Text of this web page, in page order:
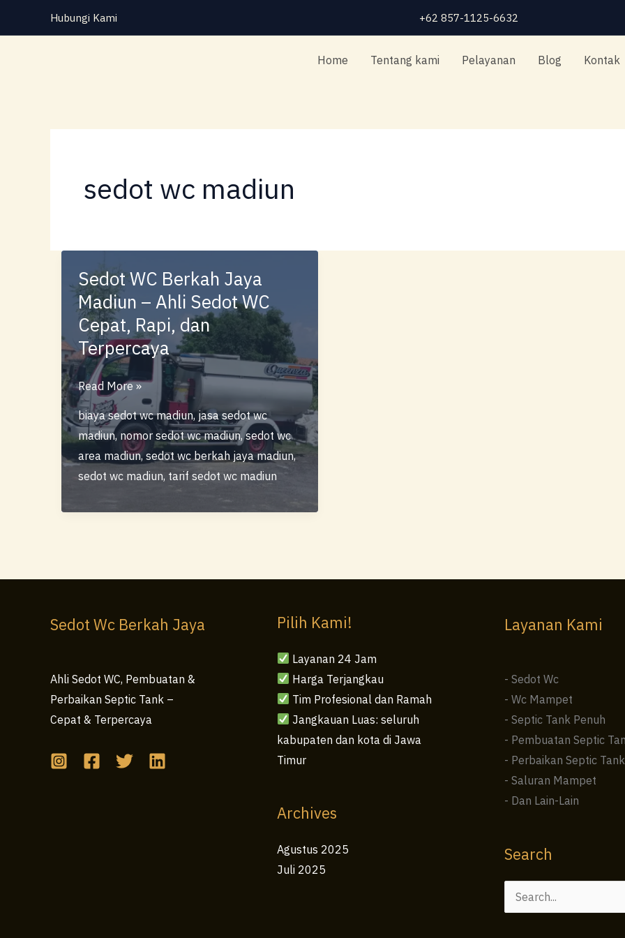
Hubungi Kami +62 857-1125-6632
Home Tentang kami Pelayanan Blog Kontak
sedot wc madiun
Sedot WC Berkah Jaya
Madiun – Ahli Sedot WC
Cepat, Rapi, dan
Terpercaya
Sedot
WC
Berkah
Jaya
Madiun
Terpercaya
Read More »
biaya sedot wc madiun, jasa sedot wc
madiun, nomor sedot wc madiun,sedot wc
area madiun, sedot wc berkah jaya madiun,
sedot wc madiun, tarif sedot wc madiun
Sedot Wc Berkah Jaya
Ahli Sedot WC, Pembuatan &
Perbaikan Septic Tank –
Cepat & Terpercaya
Pilih Kami!
Layanan 24 Jam
Harga Terjangkau
Tim Profesional dan Ramah
Jangkauan Luas: seluruh
kabupaten dan kota di Jawa
Timur
Archives
Agustus 2025
Juli 2025
Layanan Kami
- Sedot Wc
- Wc Mampet
- Septic Tank Penuh
- Pembuatan Septic
- Perbaikan Septic Tank
- Saluran Mampet
- Dan Lain-Lain
Search
Cari